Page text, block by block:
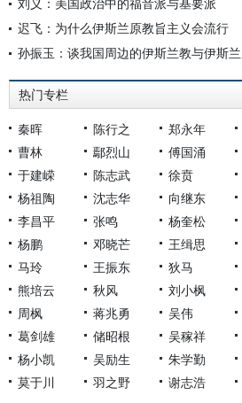
迟飞：为什么伊斯兰原教旨主义会流行
孙振玉：谈我国周边的伊斯兰教与伊斯
热门专栏
秦晖 陈行之 郑永年
曹林
鄢烈山 傅国涌
于建嵘
陈志武 徐贲
杨祖陶
沈志华 向继东
李昌平
张鸣 杨奎松
杨鹏
邓晓芒 王缉思
马玲
王振东 狄马
熊培云
秋风 刘小枫
周枫
蒋兆勇 吴伟
葛剑雄
储昭根 吴稼祥
杨小凯
吴励生 朱学勤
莫于川
羽之野 谢志浩